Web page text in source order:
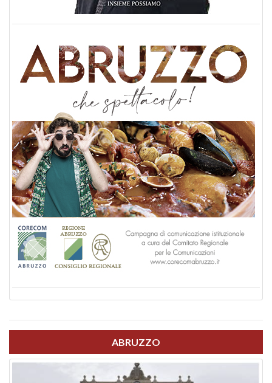
ABRUZZO